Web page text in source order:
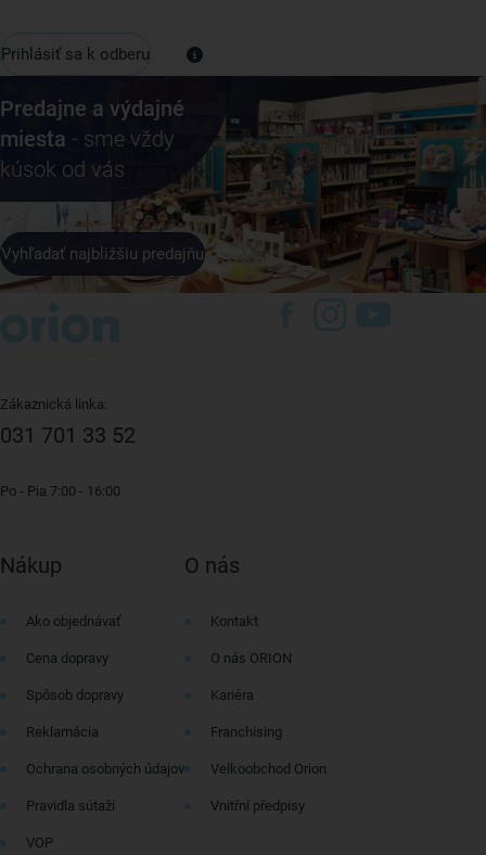
Prihlásiť sa k odberu
Predajne a výdajné
miesta - sme vždy
kúsok od vás
Vyhľadať najbližšiu predajňu
Zákaznická linka:
031 701 33 52
Po - Pia 7:00 - 16:00
Nákup
Ako objednávať
Cena dopravy
Spôsob dopravy
Reklamácia
Ochrana osobných údajov
Pravidla sútaží
VOP
O nás
Kontakt
O nás ORION
Kariéra
Franchising
Velkoobchod Orion
Vnitřní předpisy